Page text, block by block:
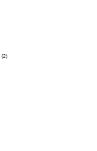
(2)